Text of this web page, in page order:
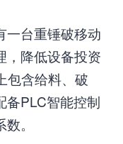
一台重锤破移动
，降低设备投资
包含给料、破
备PLC智能控制
。